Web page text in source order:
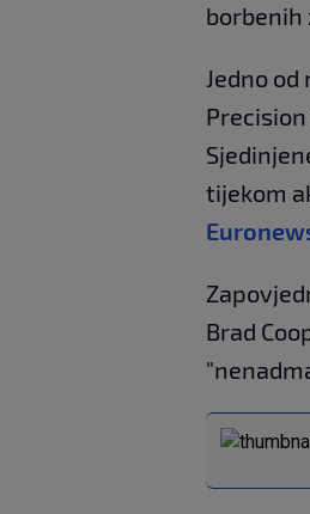
borbenih
Jedno
tijekom
Brad